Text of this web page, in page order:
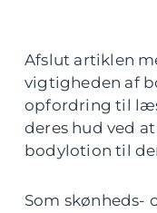
Afslut artiklen
vigtigheden af
opfordring til
deres hud ved
bodylotion til
Som skønheds-